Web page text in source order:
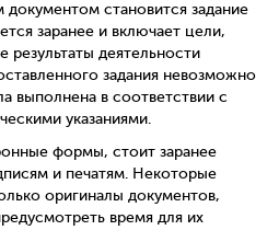
становится задание
заранее и включает цели,
результаты деятельности
задания невозможно
выполнена в соответствии с
указаниями.
формы, стоит заранее
и печатям. Некоторые
оригиналы документов,
время для их